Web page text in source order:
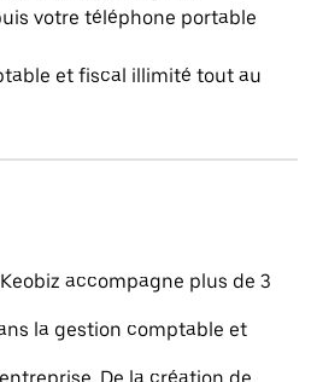
votre téléphone portable
et fiscal illimité tout au
accompagne plus de 3
la gestion comptable et